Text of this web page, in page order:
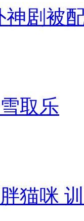
剧被
取乐
猫咪